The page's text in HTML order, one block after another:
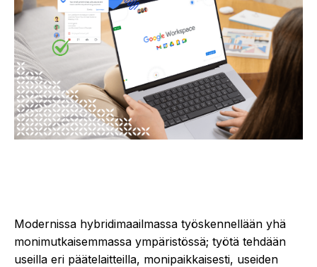
Modernissa hybridimaailmassa työskennellään yhä
monimutkaisemmassa ympäristössä; työtä tehdään
useilla eri päätelaitteilla, monipaikkaisesti, useiden